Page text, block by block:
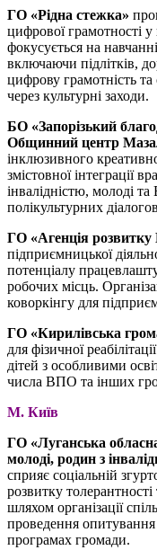
ГО «Рідна стежка»
цифрової грамотності у
фокусується на
включаючи підлітків,
цифрову грамотність та
через культурні заходи.
БО «Запорізький
Общинний центр
інклюзивного
змістовної інтеграції
інвалідністю, молоді
полікультурних
ГО «Агенція розвитку
підприємницької
потенціалу
робочих місць.
коворкінгу для
ГО «Кирилівська
для фізичної
дітей з особливими
числа ВПО та інших
М. Київ
ГО «Луганська
молоді, родин з
сприяє соціальній
розвитку
шляхом організації
проведення опитування
програмах громади.